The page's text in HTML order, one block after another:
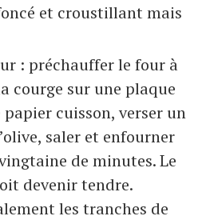
et croustillant mais
: préchauffer le four à
courge sur une plaque
cuisson, verser un
saler et enfourner
de minutes. Le
devenir tendre.
les tranches de